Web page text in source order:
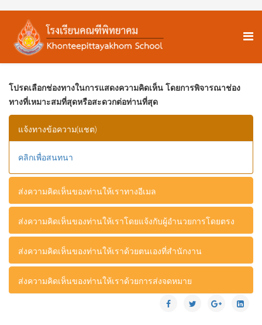
โปรดเลือกช่องทางในการแสดงความคิดเห็น โดยการพิจารณาช่อง
ทางที่เหมาะสมที่สุดหรือสะดวกต่อท่านที่สุด
แจ้งทางข้อความ(แชต)
คลิกเพื่อสนทนา
ส่งความคิดเห็นของท่านให้เราทางอีเมล
ส่งจดหมายอิเล็กทรอนิกส์มาที่khontee08@gmail.com
ส่งความคิดเห็นของท่านให้เราโดยแจ้งกับผู้อำนวยการโดยตรง
ส่งจดหมายอิเล็กทรอนิกส์มาที่wirat@khontee.ac.th
โทรศัพท์ 089 8608185
ส่งความคิดเห็นของท่านให้เราด้วยตนเองที่สำนักงาน
เดินทางมาที่โรงเรียนคณฑีพิทยาคม เลขที่ 999 ถนน
กำแพงเพชร ท่ามะเขือ หมู่ 9 ต.เทพนคร อ.เมือง จ.กำแพงเพชร
ส่งความคิดเห็นของท่านให้เราด้วยการส่งจดหมาย
ส่งจดหมายของท่านมาที่โรงเรียนคณฑีพิทยาคม เลขที่ 999